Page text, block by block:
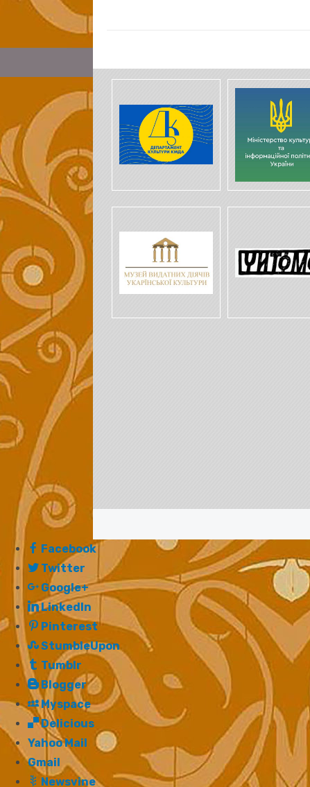
Facebook
Twitter
Google+
LinkedIn
Pinterest
StumbleUpon
Tumblr
Blogger
Myspace
Delicious
Yahoo Mail
Gmail
Newsvine